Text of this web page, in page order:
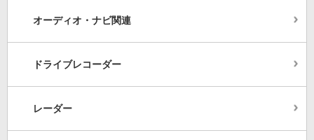
オーディオ・ナビ関連
ドライブレコーダー
レーダー